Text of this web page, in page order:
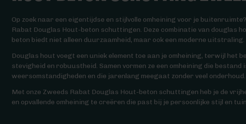
Op zoek naar een eigentijdse en stijlvolle omheining voor je
Rabat Douglas Hout-beton schuttingen. Deze combinatie van douglas
beton biedt niet alleen duurzaamheid, maar ook een moderne uitstraling.
Douglas hout voegt een uniek element toe aan je omheining, terwijl het
stevigheid en robuustheid. Samen vormen ze een omheining die bestand
weersomstandigheden en die jarenlang meegaat zonder veel onderhoud.
Met onze Zweeds Rabat Douglas Hout-beton schuttingen heb je de
en opvallende omheining te creëren die past bij je persoonlijke stijl en